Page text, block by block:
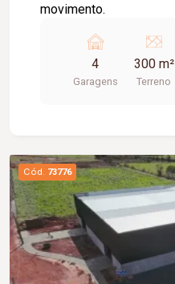
movimento.
4
Garagens
300 m²
Terreno
Cód. 73776